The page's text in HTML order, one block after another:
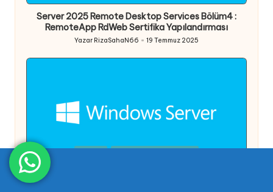
Server 2025 Remote Desktop Services Bölüm4 :
RemoteApp RdWeb Sertifika Yapılandırması
Posted
Yazar RizaSahaN66 19 Temmuz 2025
Posted
in
Server 2025 Remote Desktop Services Bölüm3 :